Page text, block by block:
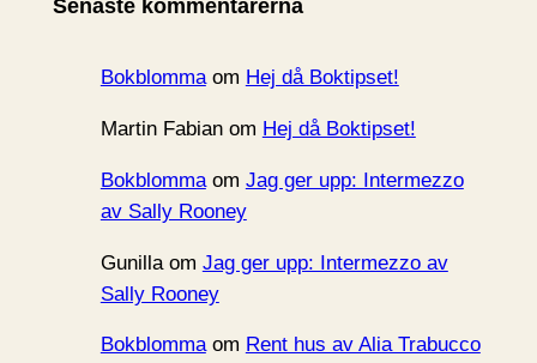
v
Senaste kommentarerna
Bokblommaom Hej då Boktipset!
Martin Fabianom Hej då Boktipset!
Bokblommaom Jag ger upp: Intermezzo
av Sally Rooney
Gunillaom Jag ger upp: Intermezzo av
Sally Rooney
Bokblommaom Rent hus av Alia Trabucco